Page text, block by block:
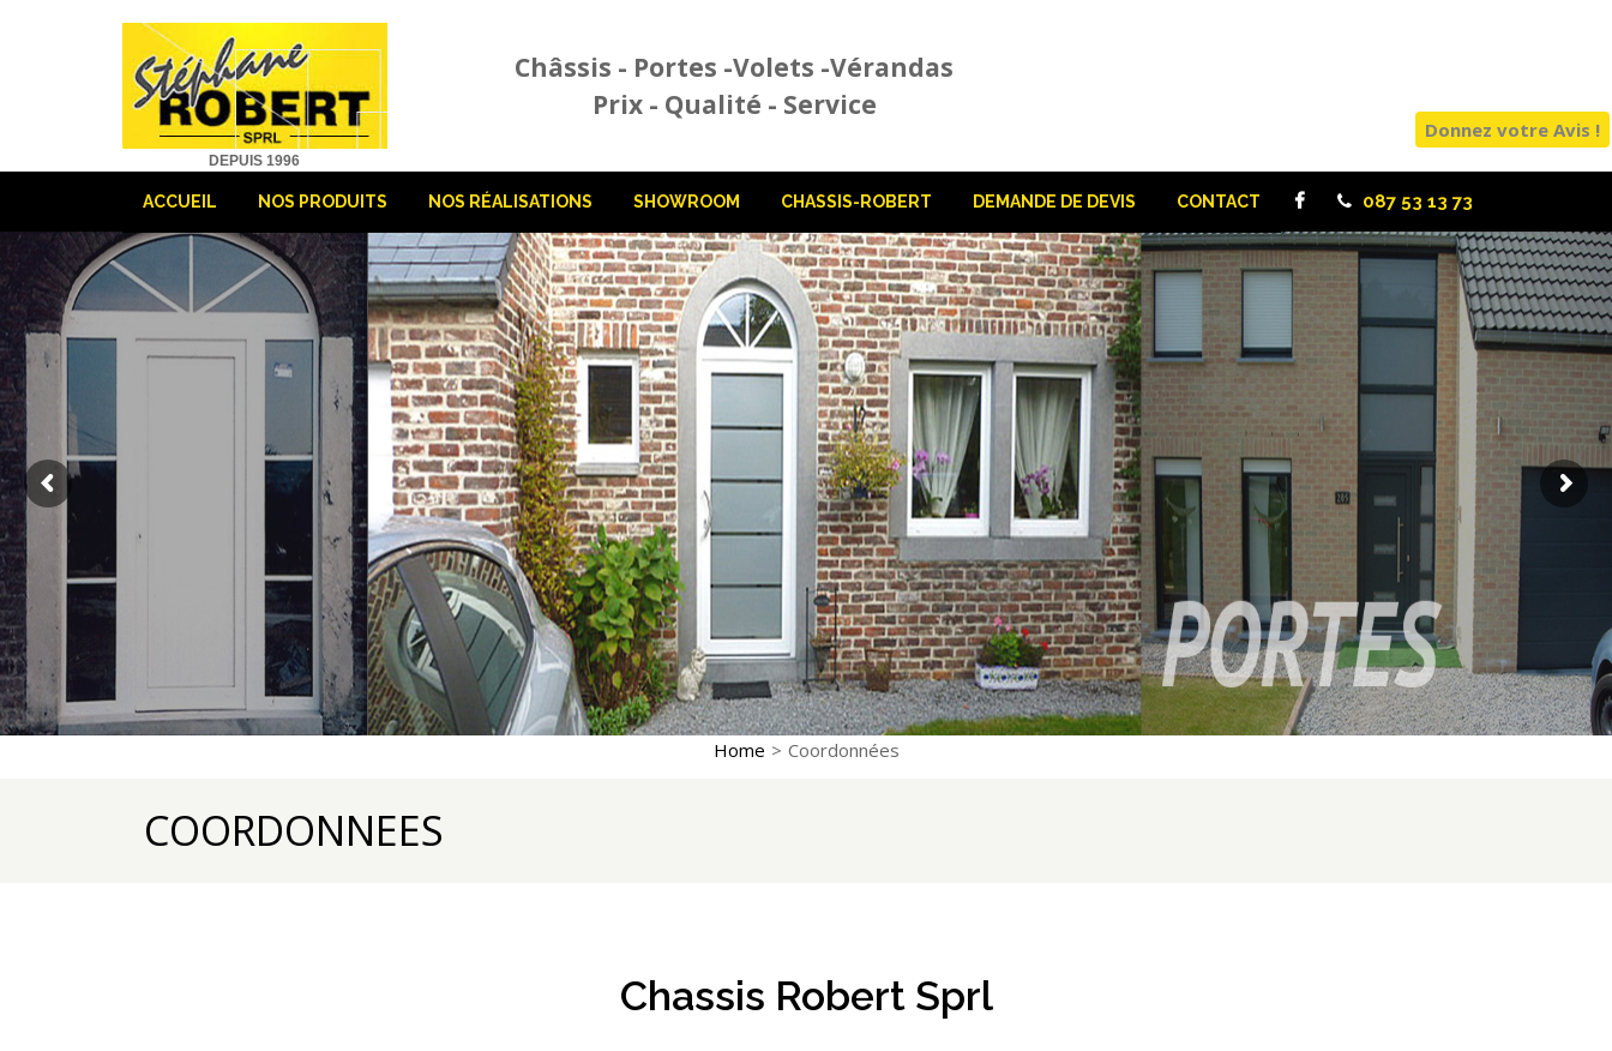
DEPUIS 1996
Châssis - Portes -Volets -Vérandas
Prix - Qualité - Service
Donnez votre Avis !
ACCUEIL NOS PRODUITS NOS RÉALISATIONS SHOWROOM CHASSIS-ROBERT DEMANDE DE DEVIS CONTACT 087 53 13 73
Home > Coordonnées
COORDONNEES
Chassis Robert Sprl